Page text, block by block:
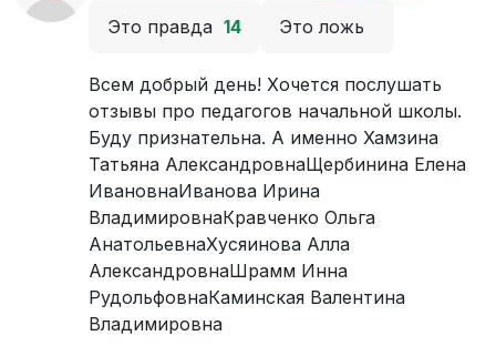
Это правда 14 Это ложь
Всем добрый день! Хочется послушать
отзывы про педагогов начальной школы.
Буду признательна. А именно Хамзина
Татьяна АлександровнаЩербинина Елена
ИвановнаИванова Ирина
ВладимировнаКравченко Ольга
АнатольевнаХусяинова Алла
АлександровнаШрамм Инна
РудольфовнаКаминская Валентина
Владимировна